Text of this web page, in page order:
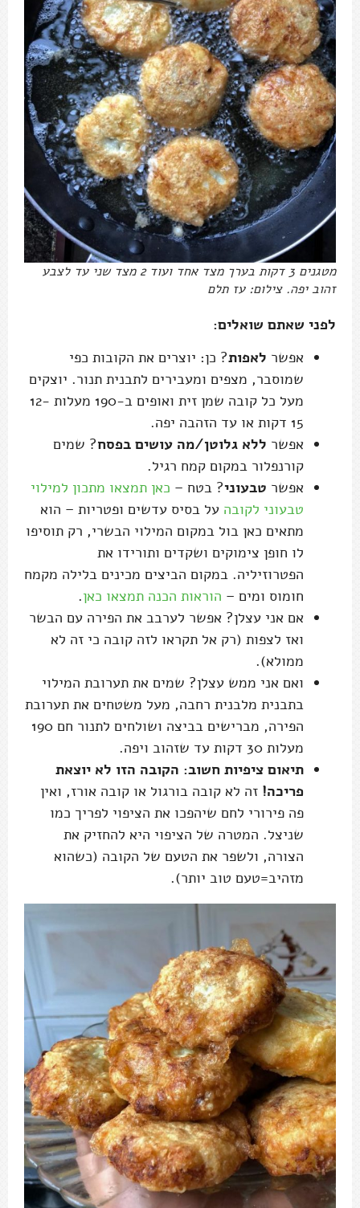
מטגנים 3 דקות בערך מצד אחד ועוד 2 מצד שני עד לצבע
זהוב יפה. צילום: עז תלם
לפני שאתם שואלים:
אפשר לאפות? כן: יוצרים את הקובות כפי
שמוסבר, מצפים ומעבירים לתבנית תנור. יוצקים
מעל כל קובה שמן זית ואופים ב-190 מעלות 12-
15 דקות או עד הזהבה יפה.
אפשר ללא גלוטן/מה עושים בפסח? שמים
קורנפלור במקום קמח רגיל.
אפשר טבעוני? בטח – כאן תמצאו מתכון למילוי
טבעוני לקובה על בסיס עדשים ופטריות – הוא
מתאים כאן בול במקום המילוי הבשרי, רק תוסיפו
לו חופן צימוקים ושקדים ותורידו את
הפטרוזיליה. במקום הביצים מכינים בלילה מקמח
חומוס ומים – הוראות הכנה תמצאו כאן.
אם אני עצלן? אפשר לערבב את הפירה עם הבשר
ואז לצפות (רק אל תקראו לזה קובה כי זה לא
ממולא).
ואם אני ממש עצלן? שמים את תערובת המילוי
בתבנית מלבנית רחבה, מעל משטחים את תערובת
הפירה, מברישים בביצה ושולחים לתנור חם 190
מעלות 30 דקות עד שזהוב ויפה.
תיאום ציפיות חשוב: הקובה הזו לא יוצאת
פריכה! זה לא קובה בורגול או קובה אורז, ואין
פה פירורי לחם שיהפכו את הציפוי לפריך כמו
שניצל. המטרה של הציפוי היא להחזיק את
הצורה, ולשפר את הטעם של הקובה (כשהוא
מזהיב=טעם טוב יותר).